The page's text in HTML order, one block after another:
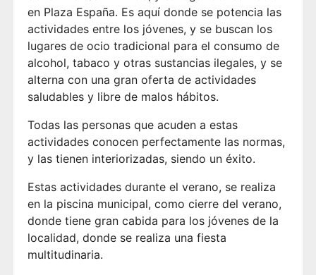
en Plaza España. Es aquí donde se potencia las
actividades entre los jóvenes, y se buscan los
lugares de ocio tradicional para el consumo de
alcohol, tabaco y otras sustancias ilegales, y se
alterna con una gran oferta de actividades
saludables y libre de malos hábitos.
Todas las personas que acuden a estas
actividades conocen perfectamente las normas,
y las tienen interiorizadas, siendo un éxito.
Estas actividades durante el verano, se realiza
en la piscina municipal, como cierre del verano,
donde tiene gran cabida para los jóvenes de la
localidad, donde se realiza una fiesta
multitudinaria.